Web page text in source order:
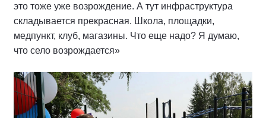
это тоже уже возрождение. А тут инфраструктура
складывается прекрасная. Школа, площадки,
медпункт, клуб, магазины. Что еще надо? Я думаю,
что село возрождается»